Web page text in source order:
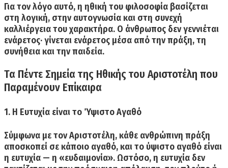
Για τον λόγο αυτό, η ηθική του φιλοσοφία βασίζεται
στη λογική, στην αυτογνωσία και στη συνεχή
καλλιέργεια του χαρακτήρα. Ο άνθρωπος δεν γεννιέται
ενάρετος· γίνεται ενάρετος μέσα από την πράξη, τη
συνήθεια και την παιδεία.
Τα Πέντε Σημεία της Ηθικής του Αριστοτέλη που
Παραμένουν Επίκαιρα
1. Η Ευτυχία είναι το Ύψιστο Αγαθό
Σύμφωνα με τον Αριστοτέλη, κάθε ανθρώπινη πράξη
αποσκοπεί σε κάποιο αγαθό, και το ύψιστο αγαθό είναι
η ευτυχία — η «ευδαιμονία». Ωστόσο, η ευτυχία δεν